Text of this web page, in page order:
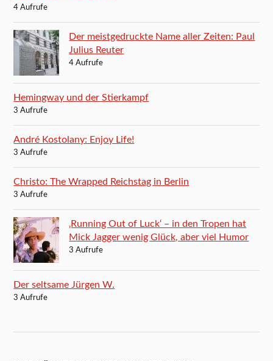
4 Aufrufe
Der meistgedruckte Name aller Zeiten: Paul
Julius Reuter
4 Aufrufe
Hemingway und der Stierkampf
3 Aufrufe
André Kostolany: Enjoy Life!
3 Aufrufe
Christo: The Wrapped Reichstag in Berlin
3 Aufrufe
‚Running Out of Luck‘ – in den Tropen hat
Mick Jagger wenig Glück, aber viel Humor
3 Aufrufe
Der seltsame Jürgen W.
3 Aufrufe